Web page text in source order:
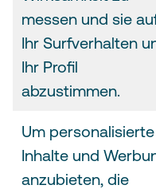
messen und sie
Ihr Surfverhalten
Ihr Profil
abzustimmen.
Um personalisierte
Inhalte und
anzubieten, die